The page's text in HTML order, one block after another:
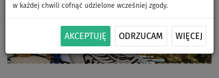
w każdej chwili cofnąć udzielone wcześniej zgody.
AKCEPTUJĘ ODRZUCAM WIĘCEJ